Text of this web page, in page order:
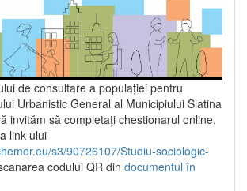
de consultare a populaţiei pentru
Urbanistic General al Municipiului Slatina
invităm să completați chestionarul online,
link-ului
s3/90726107/Studiu-sociologic-
codului QR din documentul în